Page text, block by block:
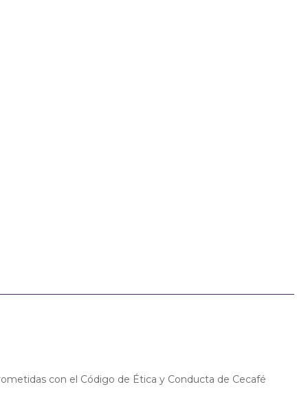
con el Código de Ética y Conducta de Cecafé